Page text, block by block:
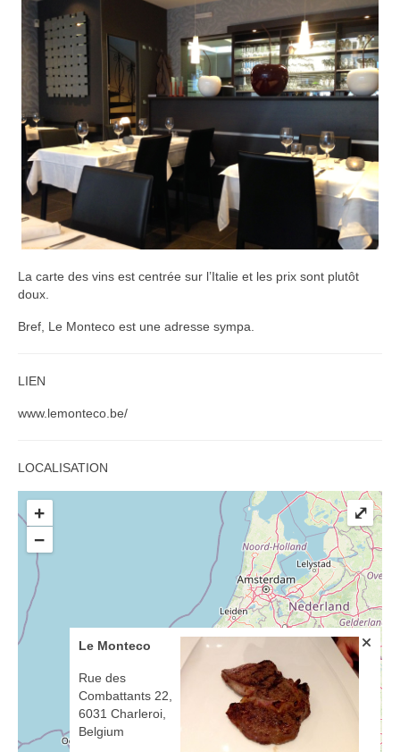
La carte des vins est centrée sur l’Italie et les prix sont plutôt
doux.
Bref, Le Monteco est une adresse sympa.
LIEN
www.lemonteco.be/
LOCALISATION
Le Monteco
Rue des
Combattants 22,
6031 Charleroi,
Belgium
+
−
⤢